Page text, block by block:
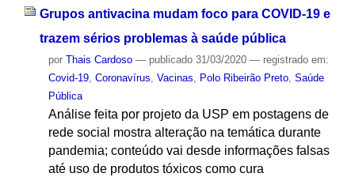
Grupos antivacina mudam foco para COVID-19 e
trazem sérios problemas à saúde pública
por Thais Cardoso — publicado31/03/2020 — registrado em:
Covid-19, Coronavírus, Vacinas, Polo Ribeirão Preto, Saúde
Pública
Análise feita por projeto da USP em postagens de
rede social mostra alteração na temática durante
pandemia; conteúdo vai desde informações falsas
até uso de produtos tóxicos como cura